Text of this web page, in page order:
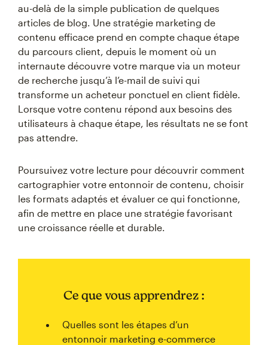
au-delà de la simple publication de quelques
articles de blog. Une stratégie marketing de
contenu efficace prend en compte chaque étape
du parcours client, depuis le moment où un
internaute découvre votre marque via un moteur
de recherche jusqu’à l’e-mail de suivi qui
transforme un acheteur ponctuel en client fidèle.
Lorsque votre contenu répond aux besoins des
utilisateurs à chaque étape, les résultats ne se font
pas attendre.
Poursuivez votre lecture pour découvrir comment
cartographier votre entonnoir de contenu, choisir
les formats adaptés et évaluer ce qui fonctionne,
afin de mettre en place une stratégie favorisant
une croissance réelle et durable.
Ce que vous apprendrez :
Quelles sont les étapes d’un
entonnoir marketing e-commerce